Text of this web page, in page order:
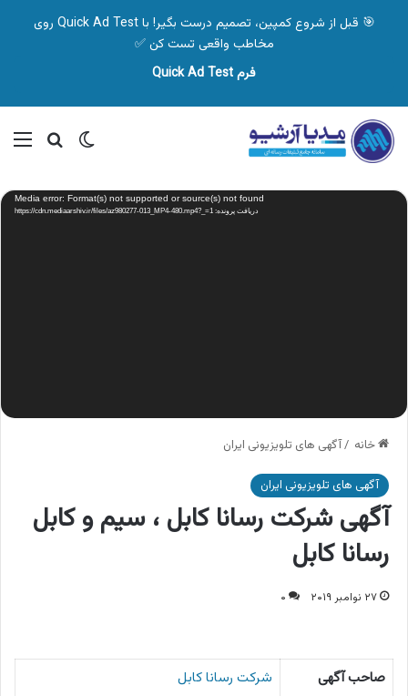
🎯 قبل از شروع کمپین، تصمیم درست بگیر! با Quick Ad Test روی
مخاطب واقعی تست کن ✅
فرم Quick Ad Test
تغییر پوسته
نمایشگر
ویدیو Media error: Format(s) not supported or source(s) not found
دریافت پرونده: https://cdn.mediaarshiv.ir/files/az980277-013_MP4-480.mp4?_=1
خانه /آگهی های تلویزیونی ایران
آگهی های تلویزیونی ایران
آگهی شرکت رسانا کابل ، سیم و کابل
رسانا کابل
۲۷ نوامبر ۲۰۱۹ ۰
صاحب آگهی
شرکت رسانا کابل